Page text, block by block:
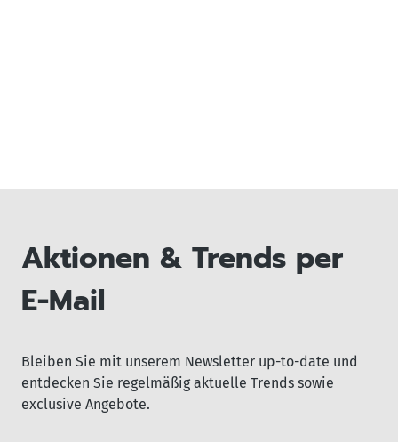
Aktionen & Trends per
E-Mail
Bleiben Sie mit unserem Newsletter up-to-date und
entdecken Sie regelmäßig aktuelle Trends sowie
exclusive Angebote.